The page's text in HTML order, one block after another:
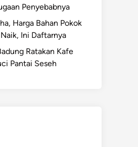
Penyebabnya
Harga Bahan Pokok
Ini Daftarnya
Ratakan Kafe
Pantai Seseh